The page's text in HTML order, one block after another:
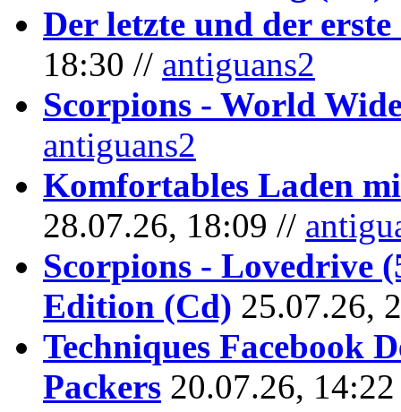
Der letzte und der erste
18:30 // antiguans2
Scorpions - World
antiguans2
Komfortables Laden
28.07.26, 18:09 //
Scorpions - Lovedrive
Edition (Cd) 25.07.26,
Techniques Facebook
Packers 20.07.26,